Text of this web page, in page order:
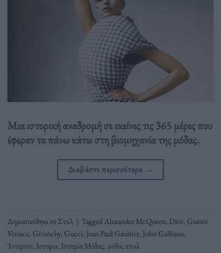
Μια ιστορική αναδρομή σε εκείνες τις 365 μέρες που
έφεραν τα πάνω κάτω στη βιομηχανία της μόδας.
Διαβάστε περισσότερα →
Δημοσιεύθηκε σεΣτυλ | TaggedAlexander McQueen, Dior, Gianni
Versace, Givenchy, Gucci, Jean Paul Gaultier, John Galliano,
Ίντερνετ, Ιστορια, Ιστορία Μόδας, μόδα,στυλ